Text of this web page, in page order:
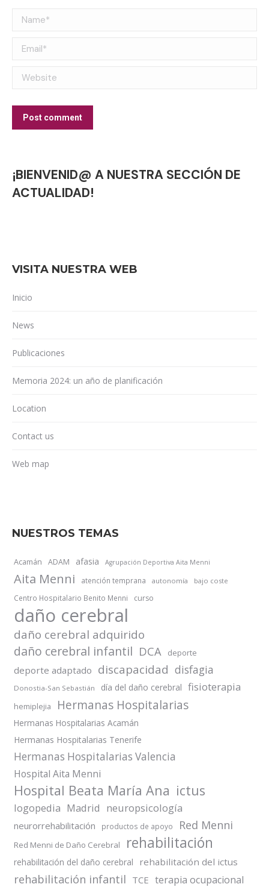
Name *
Email *
Website
Post comment
¡BIENVENID@ A NUESTRA SECCIÓN DE
ACTUALIDAD!
VISITA NUESTRA WEB
Inicio
News
Publicaciones
Memoria 2024: un año de planificación
Location
Contact us
Web map
NUESTROS TEMAS
Acamán ADAM afasia Agrupación Deportiva Aita Menni
Aita Menni atención temprana autonomía bajo coste
Centro Hospitalario Benito Menni curso
daño cerebral
daño cerebral adquirido
daño cerebral infantil DCA deporte
deporte adaptado discapacidad disfagia
Donostia-San Sebastián día del daño cerebral fisioterapia
hemiplejia Hermanas Hospitalarias
Hermanas Hospitalarias Acamán
Hermanas Hospitalarias Tenerife
Hermanas Hospitalarias Valencia
Hospital Aita Menni
Hospital Beata María Ana ictus
logopedia Madrid neuropsicología
neurorrehabilitación productos de apoyo Red Menni
Red Menni de Daño Cerebral rehabilitación
rehabilitación del daño cerebral rehabilitación del ictus
rehabilitación infantil TCE terapia ocupacional